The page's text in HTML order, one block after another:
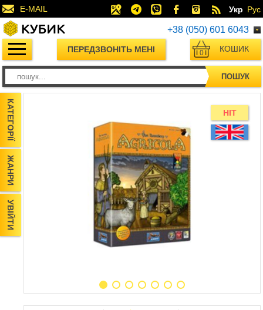
E-MAIL Укр Рус
+38 (050) 601 6043
ПЕРЕДЗВОНІТЬ МЕНІ КОШИК
0
ПОШУК
КАТЕГОРІЇ
ЖАНРИ
УВІЙТИ
HIT